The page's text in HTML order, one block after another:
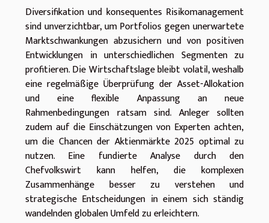
Diversifikation und konsequentes Risikomanagement
sind unverzichtbar, um Portfolios gegen unerwartete
Marktschwankungen abzusichern und von positiven
Entwicklungen in unterschiedlichen Segmenten zu
profitieren. Die Wirtschaftslage bleibt volatil, weshalb
eine regelmäßige Überprüfung der Asset-Allokation
und eine flexible Anpassung an neue
Rahmenbedingungen ratsam sind. Anleger sollten
zudem auf die Einschätzungen von Experten achten,
um die Chancen der Aktienmärkte 2025 optimal zu
nutzen. Eine fundierte Analyse durch den
Chefvolkswirt kann helfen, die komplexen
Zusammenhänge besser zu verstehen und
strategische Entscheidungen in einem sich ständig
wandelnden globalen Umfeld zu erleichtern.